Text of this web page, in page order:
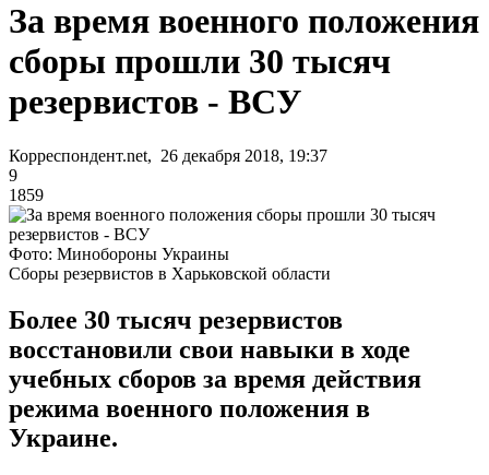
За время военного положения
сборы прошли 30 тысяч
резервистов - ВСУ
Корреспондент.net, 26 декабря 2018, 19:37
9
1859
Фото: Минобороны Украины
Сборы резервистов в Харьковской области
Более 30 тысяч резервистов
восстановили свои навыки в ходе
учебных сборов за время действия
режима военного положения в
Украине.